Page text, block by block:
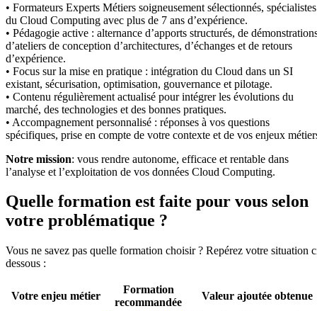
• Formateurs Experts Métiers soigneusement sélectionnés, spécialistes
du Cloud Computing avec plus de 7 ans d’expérience.
• Pédagogie active : alternance d’apports structurés, de
d’ateliers de conception d’architectures, d’échanges et de retours
d’expérience.
• Focus sur la mise en pratique : intégration du Cloud dans un SI
existant, sécurisation, optimisation, gouvernance et pilotage.
• Contenu régulièrement actualisé pour intégrer les évolutions du
marché, des technologies et des bonnes pratiques.
• Accompagnement personnalisé : réponses à vos questions
spécifiques, prise en compte de votre contexte et de vos enjeux
Notre mission: vous rendre autonome, efficace et rentable dans
l’analyse et l’exploitation de vos données Cloud Computing.
Quelle formation est faite pour vous selon
votre problématique ?
Vous ne savez pas quelle formation choisir ? Repérez votre situation
dessous :
Votre enjeu métier
Formation
recommandée
Valeur ajoutée obtenue